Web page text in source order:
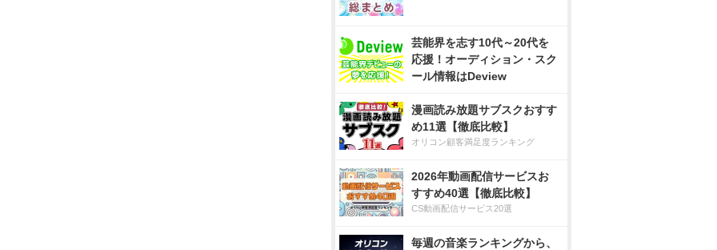
芸能界を志す10代～20代を
応援！オーディション・スク
ール情報はDeview
漫画読み放題サブスクおすす
め11選【徹底比較】
オリコン顧客満足度ランキング
2026年動画配信サービスお
すすめ40選【徹底比較】
CS動画配信サービス20選
毎週の音楽ランキングから、